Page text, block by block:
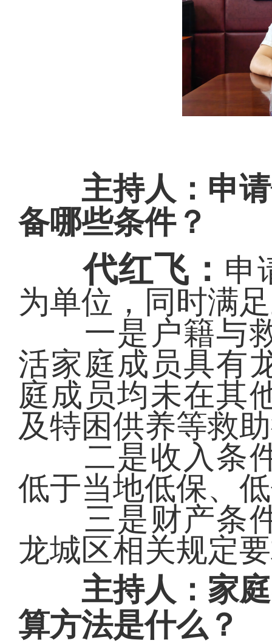
主持人：申请
备哪些条件？
代红飞： 申
为单位，同时满
一是户籍与救
活家庭成员具有
庭成员均未在其
及特困供养等救
二是收入条件
低于当地低保、
三是财产条件
龙城区相关规定
主持人：家庭
算方法是什么？